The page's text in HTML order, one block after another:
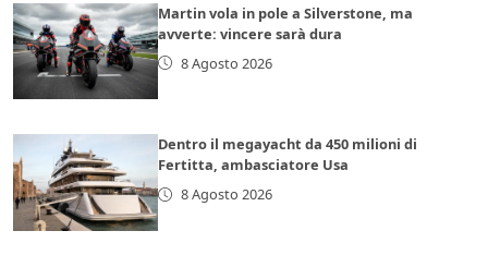
Martin vola in pole a Silverstone, ma
avverte: vincere sarà dura
8 Agosto 2026
Dentro il megayacht da 450 milioni di
Fertitta, ambasciatore Usa
8 Agosto 2026